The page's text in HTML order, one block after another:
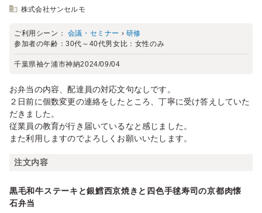
株式会社サンセルモ
ご利用シーン： 会議・セミナー › 研修
参加者の年齢：30代～40代男女比： 女性のみ
千葉県袖ケ浦市神納2024/09/04
お弁当の内容、配達員の対応文句なしです。
２日前に個数変更の連絡をしたところ、丁寧に受け答えしていた
だきました。
従業員の教育が行き届いているなと感じました。
また利用しますのでよろしくお願いいたします。
注文内容
黒毛和牛ステーキと銀鱈西京焼きと四色手毬寿司の京都肉懐
石弁当